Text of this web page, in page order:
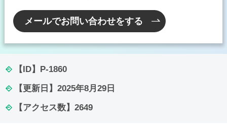
メールでお問い合わせをする
【ID】 P-1860
【更新日】 2025年8月29日
【アクセス数】 2649